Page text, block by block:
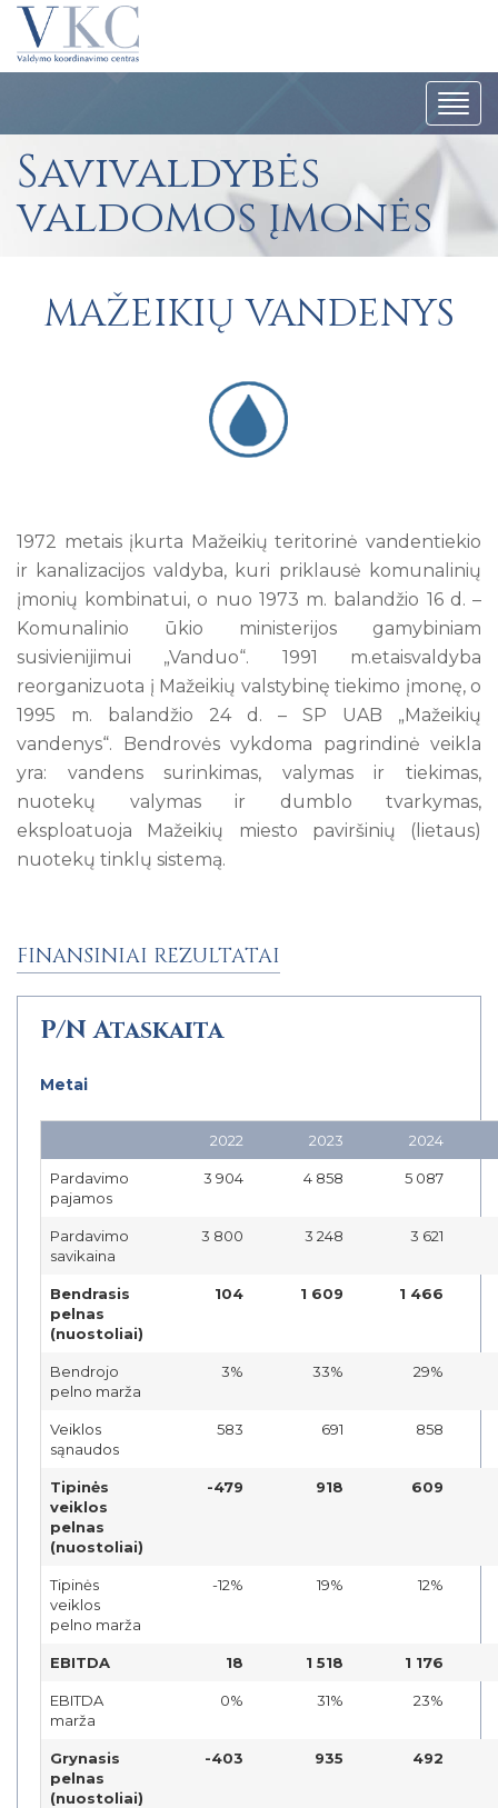
Savivaldybės
valdomos įmonės
MAŽEIKIŲ VANDENYS
1972 metais įkurta Mažeikių teritorinė vandentiekio
ir kanalizacijos valdyba, kuri priklausė komunalinių
įmonių kombinatui, o nuo 1973 m. balandžio 16 d. –
Komunalinio ūkio ministerijos gamybiniam
susivienijimui „Vanduo“. 1991 m.etaisvaldyba
reorganizuota į Mažeikių valstybinę tiekimo įmonę, o
1995 m. balandžio 24 d. – SP UAB „Mažeikių
vandenys“. Bendrovės vykdoma pagrindinė veikla
yra: vandens surinkimas, valymas ir tiekimas,
nuotekų valymas ir dumblo tvarkymas,
eksploatuoja Mažeikių miesto paviršinių (lietaus)
nuotekų tinklų sistemą.
FINANSINIAI REZULTATAI
P/N Ataskaita
Metai
2022 2023 2024
Pardavimo
pajamos
3 904 4 858 5 087
Pardavimo
savikaina
3 800 3 248 3 621
Bendrasis
pelnas
(nuostoliai)
104 1 609 1 466
Bendrojo
pelno marža
3% 33% 29%
Veiklos
sąnaudos
583 691 858
Tipinės
veiklos
pelnas
(nuostoliai)
-479 918 609
Tipinės
veiklos
pelno marža
-12% 19% 12%
EBITDA 18 1 518 1 176
EBITDA
marža
0% 31% 23%
Grynasis
pelnas
(nuostoliai)
-403 935 492